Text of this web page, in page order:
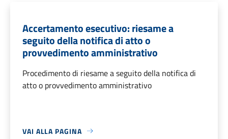
Accertamento esecutivo: riesame a
seguito della notifica di atto o
provvedimento amministrativo
Procedimento di riesame a seguito della notifica di
atto o provvedimento amministrativo
VAI ALLA PAGINA